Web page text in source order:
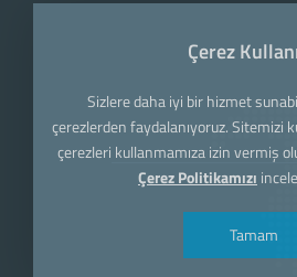
Çerez
Sizlere daha iyi bir hizmet
çerezlerden faydalanıyoruz. Sitemizi
çerezleri kullanmamıza izin vermiş
Çerez Politikamızı
Tamam